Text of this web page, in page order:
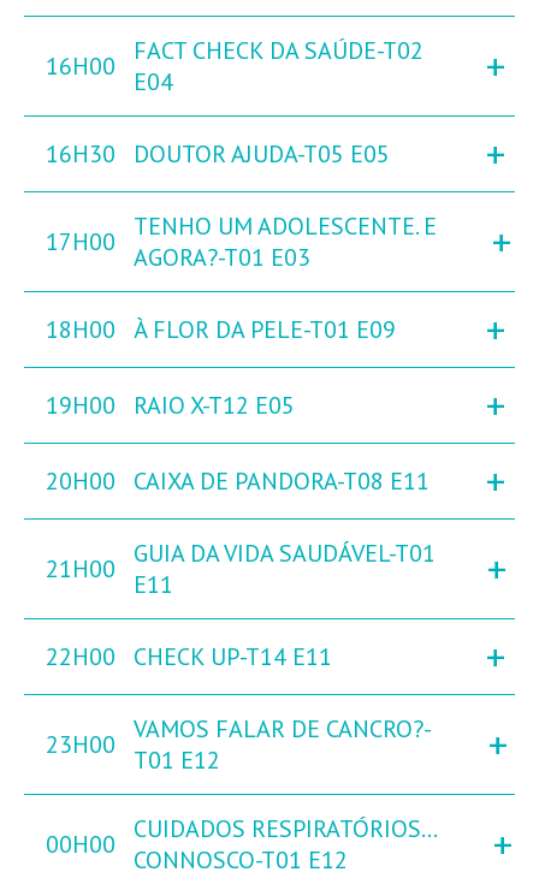
16H00
FACT CHECK DA SAÚDE-T02
E04
+
16H30 DOUTOR AJUDA-T05 E05 +
17H00
TENHO UM ADOLESCENTE. E
AGORA?-T01 E03
+
18H00 À FLOR DA PELE-T01 E09 +
19H00 RAIO X-T12 E05 +
20H00 CAIXA DE PANDORA-T08 E11 +
21H00
GUIA DA VIDA SAUDÁVEL-T01
E11
+
22H00 CHECK UP-T14 E11 +
23H00
VAMOS FALAR DE CANCRO?-
T01 E12
+
00H00
CUIDADOS RESPIRATÓRIOS…
CONNOSCO-T01 E12
+